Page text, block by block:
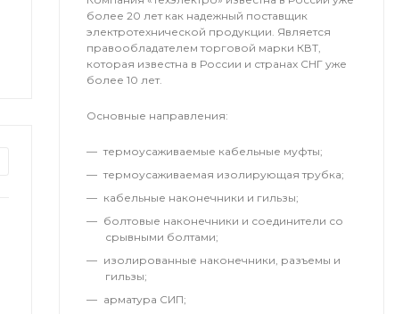
более 20 лет как надежный поставщик
электротехнической продукции. Является
правообладателем торговой марки КВТ,
которая известна в России и странах СНГ уже
более 10 лет.
Основные направления:
термоусаживаемые кабельные муфты;
термоусаживаемая изолирующая трубка;
кабельные наконечники и гильзы;
болтовые наконечники и соединители со
срывными болтами;
изолированные наконечники, разъемы и
гильзы;
арматура СИП;